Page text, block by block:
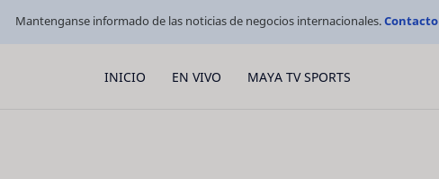
Mantenganse informado de las noticias de negocios internacionales.Contacto
INICIO EN VIVO MAYA TV SPORTS